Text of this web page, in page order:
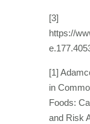
[3]
https://
[1]
in
Foods:
and Risk